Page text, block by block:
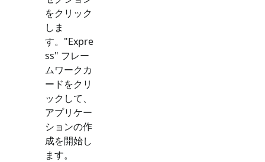
をクリック
しま
す。"Expre
ss" フレー
ムワークカ
ードをクリ
ックして、
アプリケー
ションの作
成を開始し
ます。